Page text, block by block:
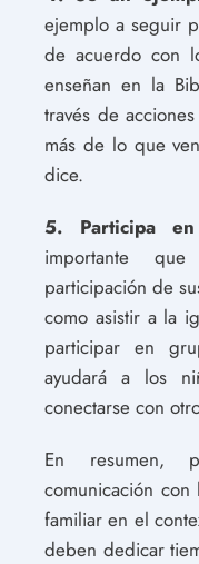
ejemplo a seguir
de acuerdo con
enseñan en la
través de
más de lo que
dice.
5. Participa en
importante
participación de
como asistir a la
participar en
ayudará a los
conectarse con
En resumen,
comunicación
familiar en el
deben dedicar